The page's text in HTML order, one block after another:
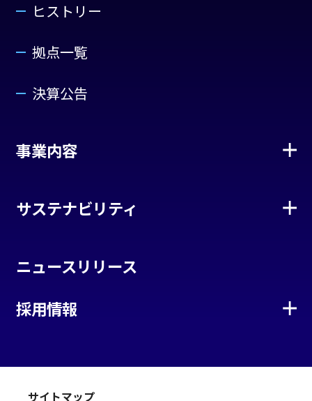
ヒストリー
拠点一覧
決算公告
事業内容
サステナビリティ
ニュースリリース
採用情報
サイトマップ